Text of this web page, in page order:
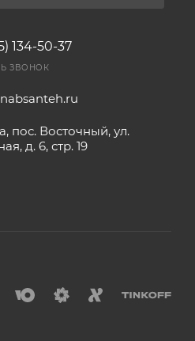
134-50-37
ЗВОНОК
пос. Восточный, ул.
д. 6, стр. 19